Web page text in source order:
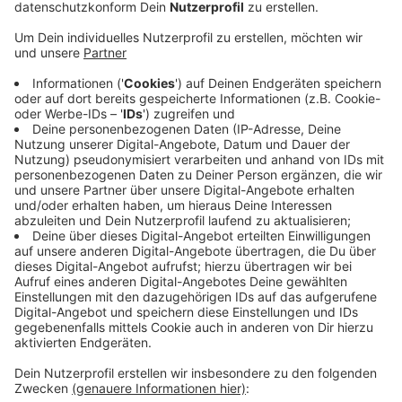
Anzeige
Die Anklage lautet: gefährliche Körperverletzung. Der
Tatverdächtige soll im Februar zwei Passanten nach
einer Zigarette gefragt haben. Dann soll er eine
Schere aus seiner Tasche gezogen und mehrfach auf
ein Opfer eingestochen haben – vergeblich hat er laut
Anklage dabei auch immer wieder auf den Hals gezielt.
Zeugen haben daraufhin eingegriffen und den Mann zu
Boden gebracht – der soll dann eine Scherbe vom
Boden aufgehoben haben und erneut auf sein Opfer
losgegangen sein. Ohne Erfolg. Der Beschuldigte soll
psychisch erkrankt sein, so das Gericht. Im Raum steht
heute auch die Unterbringung in einer Psychiatrie.
Anzeige